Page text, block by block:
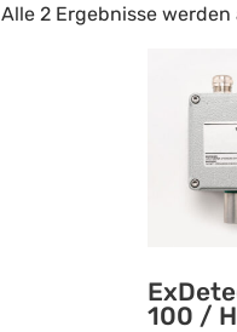
Alle 2 Ergebnisse
100 /